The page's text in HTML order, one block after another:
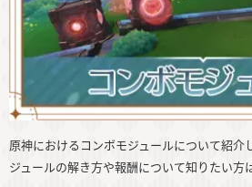
原神におけるコンボモジュールについて紹介
ジュールの解き方や報酬について知りたい方